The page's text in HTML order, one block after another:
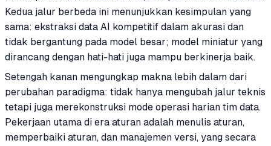
Kedua jalur berbeda ini menunjukkan kesimpulan yang
sama: ekstraksi data AI kompetitif dalam akurasi dan
tidak bergantung pada model besar; model miniatur yang
dirancang dengan hati-hati juga mampu berkinerja baik.
Setengah kanan mengungkap makna lebih dalam dari
perubahan paradigma: tidak hanya mengubah jalur teknis
tetapi juga merekonstruksi mode operasi harian tim data.
Pekerjaan utama di era aturan adalah menulis aturan,
memperbaiki aturan, dan manajemen versi, yang secara